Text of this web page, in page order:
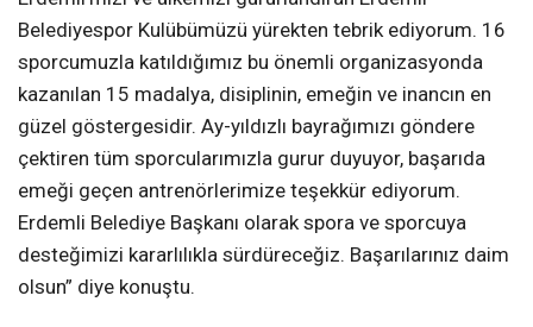
Belediyespor Kulübümüzü yürekten tebrik ediyorum. 16
sporcumuzla katıldığımız bu önemli organizasyonda
kazanılan 15 madalya, disiplinin, emeğin ve inancın en
güzel göstergesidir. Ay-yıldızlı bayrağımızı göndere
çektiren tüm sporcularımızla gurur duyuyor, başarıda
emeği geçen antrenörlerimize teşekkür ediyorum.
Erdemli Belediye Başkanı olarak spora ve sporcuya
desteğimizi kararlılıkla sürdüreceğiz. Başarılarınız daim
olsun” diye konuştu.